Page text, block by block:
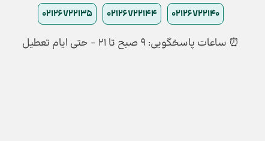
02126722140
02126722144
02126722135
⏰ ساعات پاسخگویی: ۹ صبح تا ۲۱ - حتی ایام تعطیل